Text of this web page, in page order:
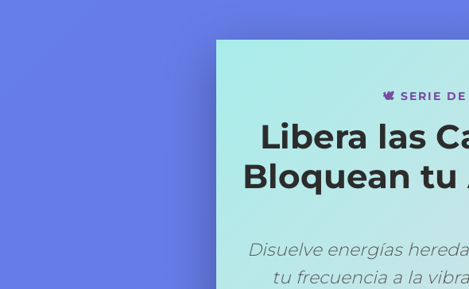
🕊️ SERIE DE
Libera las
Bloquean tu
Disuelve energías
tu frecuencia a la